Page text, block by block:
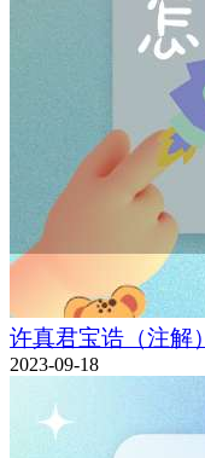
许真君宝诰（注解）
2023-09-18